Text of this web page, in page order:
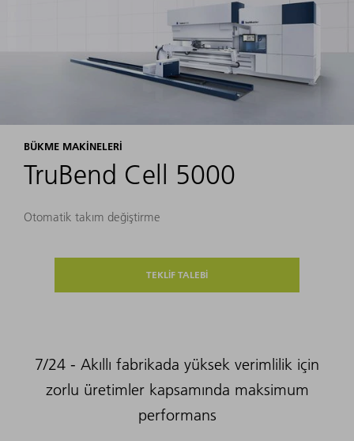
BÜKME MAKINELERI
TruBend Cell 5000
Otomatik takım değiştirme
TEKLİF TALEBİ
7/24 - Akıllı fabrikada yüksek verimlilik için
zorlu üretimler kapsamında maksimum
performans